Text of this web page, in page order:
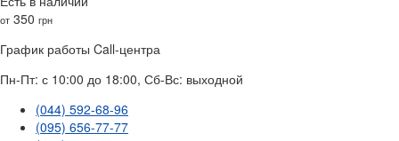
от 350 грн
График работы Call-центра
Пн-Пт: с 10:00 до 18:00, Сб-Вс: выходной
(044) 592-68-96
(095) 656-77-77